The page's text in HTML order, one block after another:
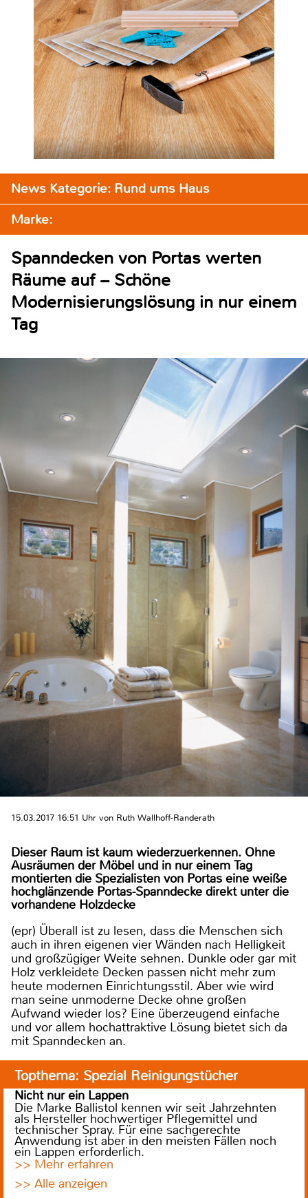
News Kategorie: Rund ums Haus
Marke:
Spanndecken von Portas werten
Räume auf – Schöne
Modernisierungslösung in nur einem
Tag
15.03.2017 16:51 Uhr von Ruth Wallhoff-Randerath
Dieser Raum ist kaum wiederzuerkennen. Ohne
Ausräumen der Möbel und in nur einem Tag
montierten die Spezialisten von Portas eine weiße
hochglänzende Portas-Spanndecke direkt unter die
vorhandene Holzdecke
(epr) Überall ist zu lesen, dass die Menschen sich
auch in ihren eigenen vier Wänden nach Helligkeit
und großzügiger Weite sehnen. Dunkle oder gar mit
Holz verkleidete Decken passen nicht mehr zum
heute modernen Einrichtungsstil. Aber wie wird
man seine unmoderne Decke ohne großen
Aufwand wieder los? Eine überzeugend einfache
und vor allem hochattraktive Lösung bietet sich da
mit Spanndecken an.
Topthema: Spezial Reinigungstücher
Nicht nur ein Lappen
Die Marke Ballistol kennen wir seit Jahrzehnten
als Hersteller hochwertiger Pflegemittel und
technischer Spray. Für eine sachgerechte
Anwendung ist aber in den meisten Fällen noch
ein Lappen erforderlich.
>> Mehr erfahren
>> Alle anzeigen